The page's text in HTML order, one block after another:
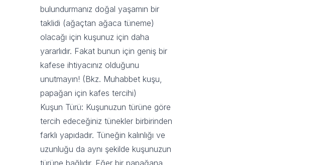
bulundurmanız doğal yaşamın bir
taklidi (ağaçtan ağaca tüneme)
olacağı için kuşunuz için daha
yararlıdır. Fakat bunun için geniş bir
kafese ihtiyacınız olduğunu
unutmayın! (Bkz. Muhabbet kuşu,
papağan için kafes tercihi)
Kuşun Türü: Kuşunuzun türüne göre
tercih edeceğiniz tünekler birbirinden
farklı yapıdadır. Tüneğin kalınlığı ve
uzunluğu da aynı şekilde kuşunuzun
türüne bağlıdır. Eğer bir papağana